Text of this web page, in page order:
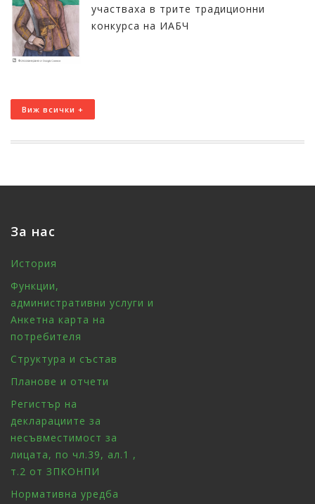
участваха в трите традиционни
конкурса на ИАБЧ
Виж всички +
За нас
История
Функции,
административни услуги и
Анкетна карта на
потребителя
Структура и състав
Планове и отчети
Регистър на
декларациите за
несъвместимост за
лицата, по чл.39, ал.1 ,
т.2 от ЗПКОНПИ
Нормативна уредба